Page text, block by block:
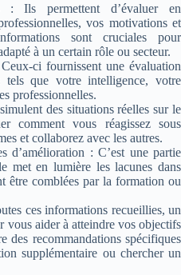
: Ils permettent d’évaluer en
vos motivations et
sont cruciales pour
à un certain rôle ou secteur.
ci fournissent une évaluation
tels que votre intelligence, votre
professionnelles.
des situations réelles sur le
comment vous réagissez sous
et collaborez avec les autres.
d’amélioration : C’est une partie
met en lumière les lacunes dans
être comblées par la formation ou
ces informations recueillies, un
vous aider à atteindre vos objectifs
des recommandations spécifiques
supplémentaire ou chercher un